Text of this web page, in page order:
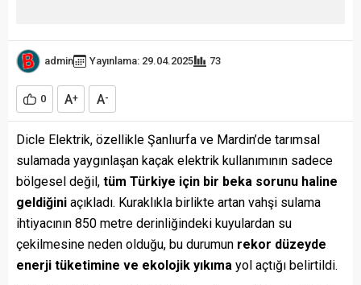
admin Yayınlama: 29.04.2025 73
0 A+ A-
Dicle Elektrik, özellikle Şanlıurfa ve Mardin’de tarımsal
sulamada yaygınlaşan kaçak elektrik kullanımının sadece
bölgesel değil, tüm Türkiye için bir beka sorunu haline
geldiğini açıkladı. Kuraklıkla birlikte artan vahşi sulama
ihtiyacının 850 metre derinliğindeki kuyulardan su
çekilmesine neden olduğu, bu durumun rekor düzeyde
enerji tüketimine ve ekolojik yıkıma yol açtığı belirtildi.